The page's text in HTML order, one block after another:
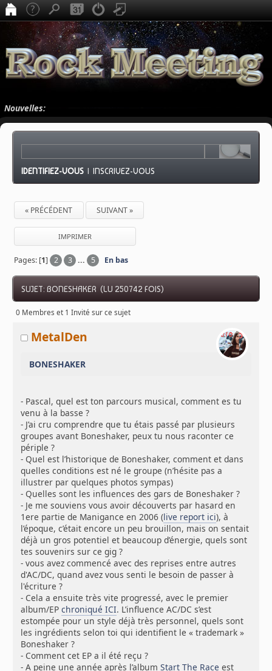
Nouvelles:
IDENTIFIEZ-VOUS |INSCRIVEZ-VOUS
« PRÉCÉDENT SUIVANT »
IMPRIMER
Pages: [1] 2 3 ... 5 En bas
SUJET: BONESHAKER (LU 250742 FOIS)
0 Membres et 1 Invité sur ce sujet
MetalDen
BONESHAKER
- Pascal, quel est ton parcours musical, comment es tu
venu à la basse ?
- J’ai cru comprendre que tu étais passé par plusieurs
groupes avant Boneshaker, peux tu nous raconter ce
périple ?
- Quel est l’historique de Boneshaker, comment et dans
quelles conditions est né le groupe (n’hésite pas a
illustrer par quelques photos sympas)
- Quelles sont les influences des gars de Boneshaker ?
- Je me souviens vous avoir découverts par hasard en
1ere partie de Manigance en 2006 (live report ici), à
l’époque, c’était encore un peu brouillon, mais on sentait
déjà un gros potentiel et beaucoup d’énergie, quels sont
tes souvenirs sur ce gig ?
- vous avez commencé avec des reprises entre autres
d'AC/DC, quand avez vous senti le besoin de passer à
l'écriture ?
- Cela a ensuite très vite progressé, avec le premier
album/EPchroniqué ICI. L’influence AC/DC s’est
estompée pour un style déjà très personnel, quels sont
les ingrédients selon toi qui identifient le « trademark »
Boneshaker ?
- Comment cet EP a il été reçu ?
- A peine une année après l’albumStart The Race est